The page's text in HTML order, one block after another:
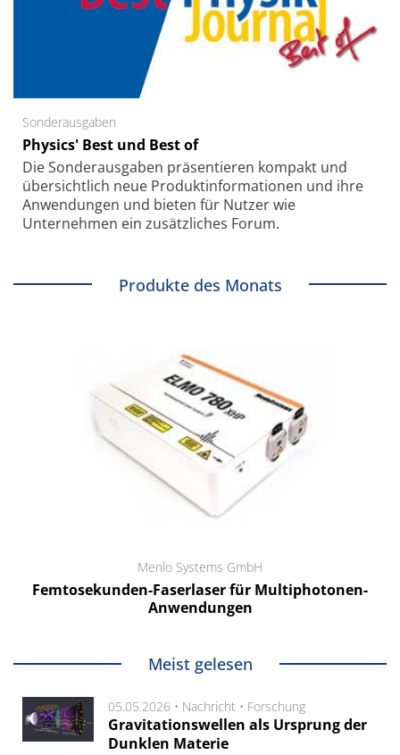
Sonderausgaben
Physics' Best und Best of
Die Sonder­ausgaben präsentieren kompakt und
übersichtlich neue Produkt­informationen und ihre
Anwendungen und bieten für Nutzer wie
Unternehmen ein zusätzliches Forum.
Produkte des Monats
Menlo Systems GmbH
Femtosekunden-Faserlaser für Multiphotonen-
Anwendungen
Meist gelesen
05.05.2026 • Nachricht • Forschung
Gravitationswellen als Ursprung der
Dunklen Materie